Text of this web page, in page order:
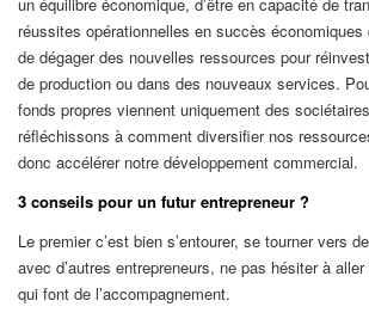
réussites opérationnelles en succès
de dégager des nouvelles ressources pour
de production ou dans des nouveaux services.
fonds propres viennent uniquement des
réfléchissons à comment diversifier nos
donc accélérer notre développement commercial.
3 conseils pour un futur entrepreneur ?
Le premier c’est bien s’entourer, se tourner vers
avec d’autres entrepreneurs, ne pas hésiter à
qui font de l’accompagnement.